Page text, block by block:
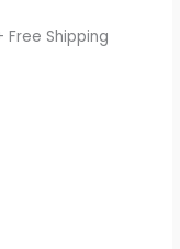
Free Shipping